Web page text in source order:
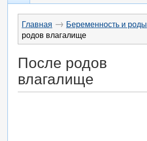
Главная → Беременность и роды
родов влагалище
После родов
влагалище